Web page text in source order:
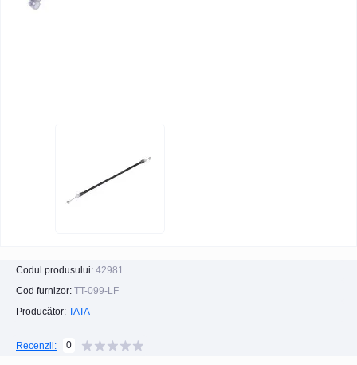
Codul produsului: 42981
Cod furnizor: TT-099-LF
Producător: TATA
Recenzii: 0